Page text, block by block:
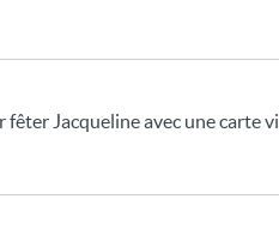
fêter Jacqueline avec une carte